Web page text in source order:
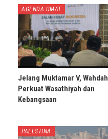
AGENDA UMAT
Jelang Muktamar V, Wahdah
Perkuat Wasathiyah dan
Kebangsaan
PALESTINA